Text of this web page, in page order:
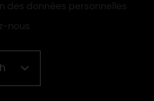
des données personnelles
nous